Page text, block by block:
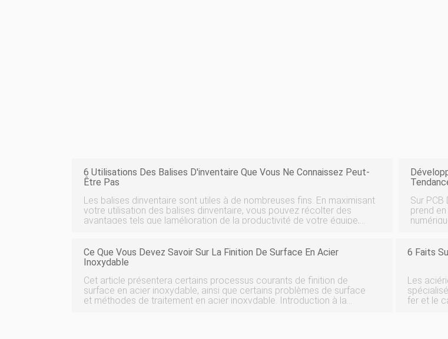
6 Utilisations Des Balises D'inventaire Que Vous Ne Connaissez Peut-
Être Pas
Les balises dinventaire sont utiles à de nombreuses fins. En maximisant
votre utilisation des balises dinventaire, vous pouvez récolter des
avantages tels que lamélioration de la productivité de votre équipe,
Sur
prend
Ce Que Vous Devez Savoir Sur La Finition De Surface En Acier
Inoxydable
Cet article présentera certains processus courants de finition de
surface en acier inoxydable, ainsi que certains problèmes de surface
et méthodes de traitement en acier inoxydable. Introduction à la
6 Faits
Les
fer et le